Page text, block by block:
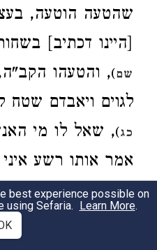
שהטעה הוטעה,
[היינו דכתיב]
שם), והטעהו
לגוים ויאבדם שטח
כג), שאל לו מי
אמר אותו רשע
בלק בן צפור מלך
העם היוצא ממצרים
best experience possible on
using Sefaria. Learn More.